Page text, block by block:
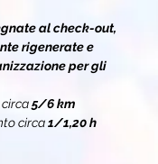
al check-out,
rigenerate e
per gli
5/6 km
circa 1/1,20 h